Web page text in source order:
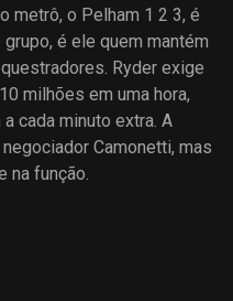
metrô, o Pelham 1 2 3, é
é ele quem mantém
Ryder exige
milhões em uma hora,
cada minuto extra. A
Camonetti, mas
na função.